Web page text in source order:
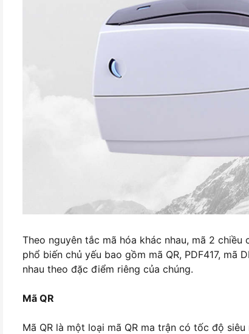
Theo nguyên tắc mã hóa khác nhau, mã 2
phổ biến chủ yếu bao gồm mã QR, PDF417, mã
nhau theo đặc điểm riêng của chúng.
Mã QR
Mã QR là một loại mã QR ma trận có tốc độ